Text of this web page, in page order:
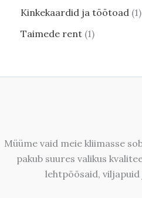
Kinkekaardid ja töötoad 1
Taimede rent 1
Müüme vaid meie kliimasse
pakub suures valikus
lehtpõõsaid,